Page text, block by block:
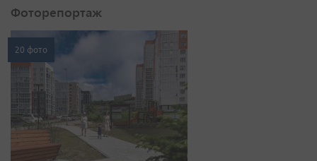
Фоторепортаж
20 фото